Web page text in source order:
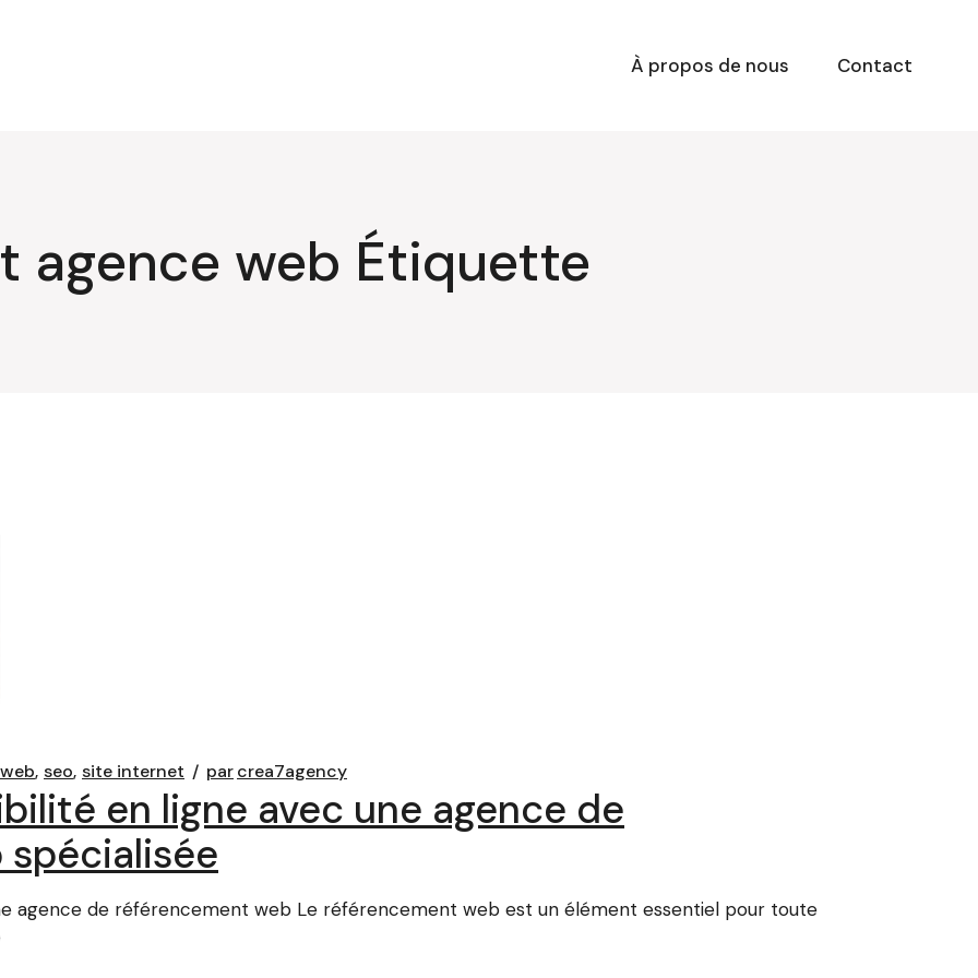
À propos de nous
Contact
agence web Étiquette
seo site internet parcrea7agency
en ligne avec une agence de
agence de référencement web Le référencement web est un élément essentiel pour toute